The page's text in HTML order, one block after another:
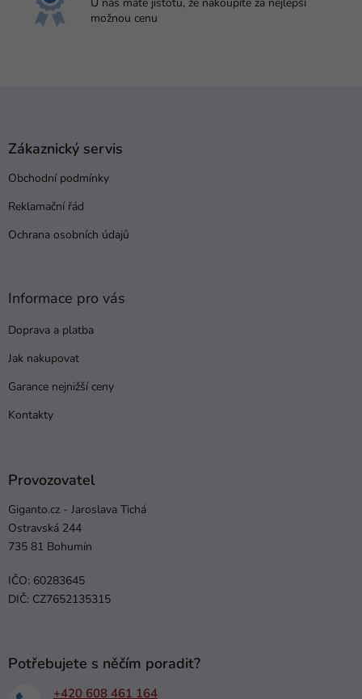
možnou cenu
Zákaznický servis
Obchodní podmínky
Reklamační řád
Ochrana osobních údajů
Informace pro vás
Doprava a platba
Jak nakupovat
Garance nejnižší ceny
Kontakty
Provozovatel
Giganto.cz - Jaroslava Tichá
Ostravská 244
735 81 Bohumín
IČO: 60283645
DIČ: CZ7652135315
Potřebujete s něčím poradit?
+420 608 461 164